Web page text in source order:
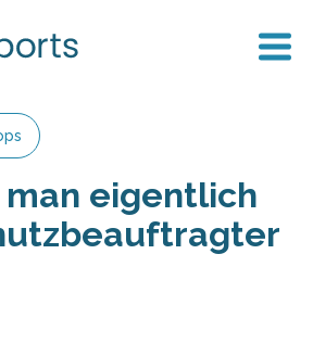
eigentlich